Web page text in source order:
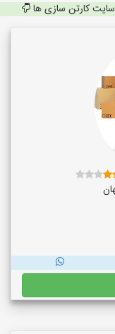
سایت کارتن سازی ها